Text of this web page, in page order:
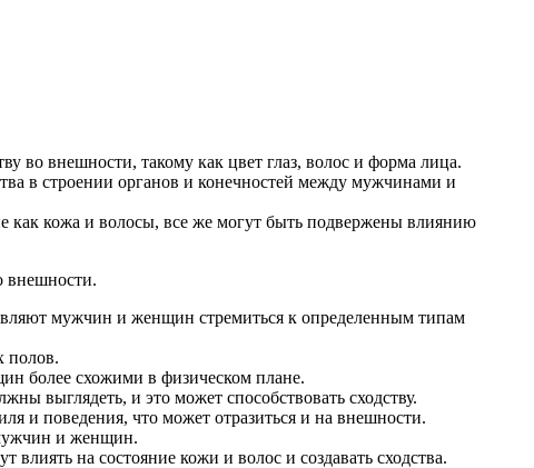
во внешности, такому как цвет глаз, волос и форма лица.
в строении органов и конечностей между мужчинами и
как кожа и волосы, все же могут быть подвержены влиянию
внешности.
мужчин и женщин стремиться к определенным типам
полов.
более схожими в физическом плане.
выглядеть, и это может способствовать сходству.
и поведения, что может отразиться и на внешности.
и женщин.
на состояние кожи и волос и создавать сходства.